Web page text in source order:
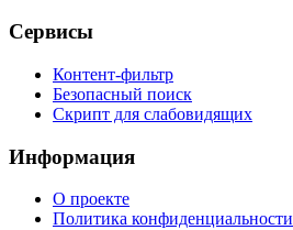
Сервисы
Контент-фильтр
Безопасный поиск
Скрипт для слабовидящих
Информация
О проекте
Политика конфиденциальности